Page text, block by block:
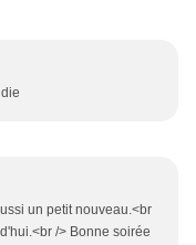
un petit nouveau.<br
/> Bonne soirée